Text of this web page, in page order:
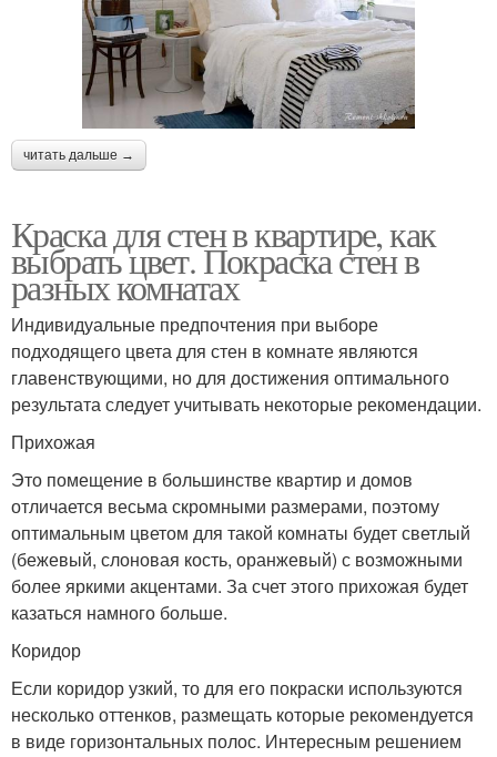
читать дальше →
Краска для стен в квартире, как
выбрать цвет. Покраска стен в
разных комнатах
Индивидуальные предпочтения при выборе
подходящего цвета для стен в комнате являются
главенствующими, но для достижения оптимального
результата следует учитывать некоторые рекомендации.
Прихожая
Это помещение в большинстве квартир и домов
отличается весьма скромными размерами, поэтому
оптимальным цветом для такой комнаты будет светлый
(бежевый, слоновая кость, оранжевый) с возможными
более яркими акцентами. За счет этого прихожая будет
казаться намного больше.
Коридор
Если коридор узкий, то для его покраски используются
несколько оттенков, размещать которые рекомендуется
в виде горизонтальных полос. Интересным решением